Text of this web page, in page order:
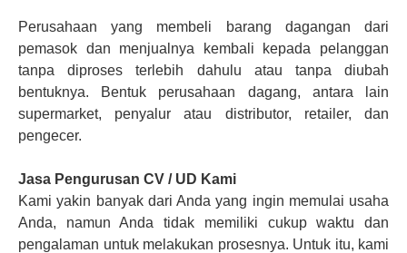
Perusahaan yang membeli barang dagangan dari
pemasok dan menjualnya kembali kepada pelanggan
tanpa diproses terlebih dahulu atau tanpa diubah
bentuknya. Bentuk perusahaan dagang, antara lain
supermarket, penyalur atau distributor, retailer, dan
pengecer.
Jasa Pengurusan CV / UD Kami
Kami yakin banyak dari Anda yang ingin memulai usaha
Anda, namun Anda tidak memiliki cukup waktu dan
pengalaman untuk melakukan prosesnya. Untuk itu, kami